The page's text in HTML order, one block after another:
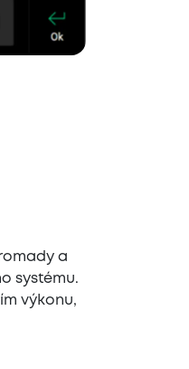
a
systému.
výkonu,